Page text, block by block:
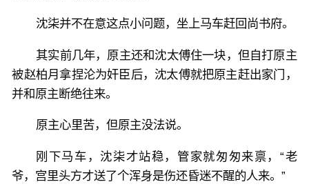
沈柒并不在意这点小问题，坐上马车赶回尚书府。
其实前几年，原主还和沈太傅住一块，但自打原主
被赵柏月拿捏沦为奸臣后，沈太傅就把原主赶出家门，
并和原主断绝往来。
原主心里苦，但原主没法说。
刚下马车，沈柒才站稳，管家就匆匆来禀，“老
爷，宫里头方才送了个浑身是伤还昏迷不醒的人来。”